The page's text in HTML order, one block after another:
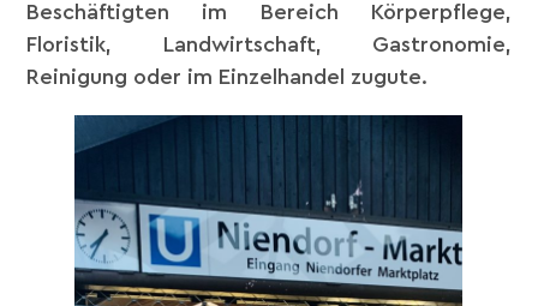
Beschäftigten im Bereich Körperpflege,
Floristik, Landwirtschaft, Gastronomie,
Reinigung oder im Einzelhandel zugute.